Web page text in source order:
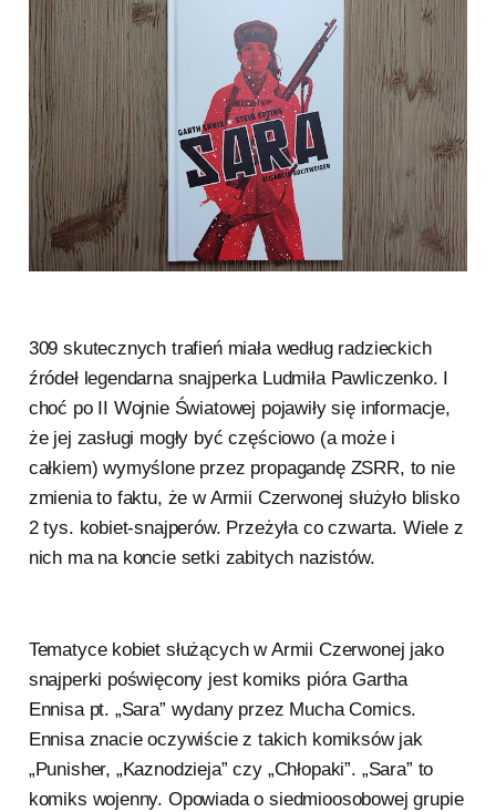
309 skutecznych trafień miała według radzieckich
źródeł legendarna snajperka Ludmiła Pawliczenko. I
choć po II Wojnie Światowej pojawiły się informacje,
że jej zasługi mogły być częściowo (a może i
całkiem) wymyślone przez propagandę ZSRR, to nie
zmienia to faktu, że w Armii Czerwonej służyło blisko
2 tys. kobiet-snajperów. Przeżyła co czwarta. Wiele z
nich ma na koncie setki zabitych nazistów.
Tematyce kobiet służących w Armii Czerwonej jako
snajperki poświęcony jest komiks pióra Gartha
Ennisa pt. „Sara” wydany przez Mucha Comics.
Ennisa znacie oczywiście z takich komiksów jak
„Punisher, „Kaznodzieja” czy „Chłopaki”. „Sara” to
komiks wojenny. Opowiada o siedmioosobowej grupie